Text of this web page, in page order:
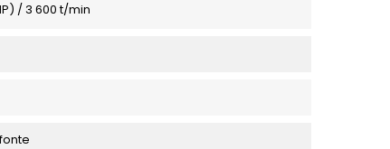
/ 3 600 t/min